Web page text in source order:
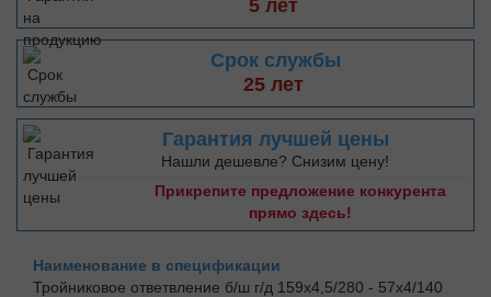
5 лет
Срок службы
25 лет
Гарантия лучшей цены
Нашли дешевле? Снизим цену!
Прикрепите предложение конкурента
прямо здесь!
Наименование в спецификации
Тройниковое ответвление б/ш г/д 159х4,5/280 - 57х4/140